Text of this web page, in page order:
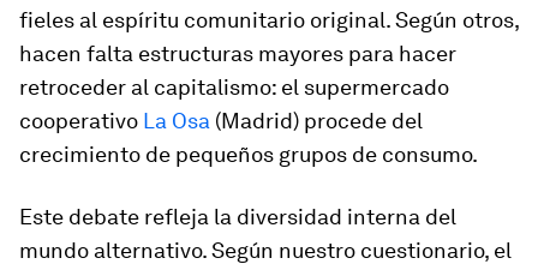
fieles al espíritu comunitario original. Según otros,
hacen falta estructuras mayores para hacer
retroceder al capitalismo: el supermercado
cooperativo La Osa (Madrid) procede del
crecimiento de pequeños grupos de consumo.
Este debate refleja la diversidad interna del
mundo alternativo. Según nuestro cuestionario, el